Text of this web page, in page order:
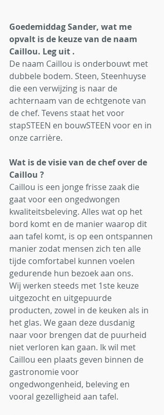
Goedemiddag Sander, wat me
opvalt is de keuze van de naam
Caillou. Leg uit .
De naam Caillou is onderbouwt met
dubbele bodem. Steen, Steenhuyse
die een verwijzing is naar de
achternaam van de echtgenote van
de chef. Tevens staat het voor
stapSTEEN en bouwSTEEN voor en in
onze carrière.
Wat is de visie van de chef over de
Caillou ?
Caillou is een jonge frisse zaak die
gaat voor een ongedwongen
kwaliteitsbeleving. Alles wat op het
bord komt en de manier waarop dit
aan tafel komt, is op een ontspannen
manier zodat mensen zich ten alle
tijde comfortabel kunnen voelen
gedurende hun bezoek aan ons.
Wij werken steeds met 1ste keuze
uitgezocht en uitgepuurde
producten, zowel in de keuken als in
het glas. We gaan deze dusdanig
naar voor brengen dat de puurheid
niet verloren kan gaan. Ik wil met
Caillou een plaats geven binnen de
gastronomie voor
ongedwongenheid, beleving en
vooral gezelligheid aan tafel.